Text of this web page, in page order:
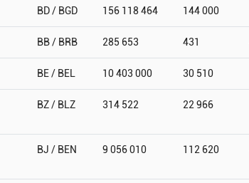
BD / BGD 156 118 464 144 000
BB / BRB 285 653 431
BE / BEL 10 403 000 30 510
BZ / BLZ 314 522 22 966
BJ / BEN 9 056 010 112 620